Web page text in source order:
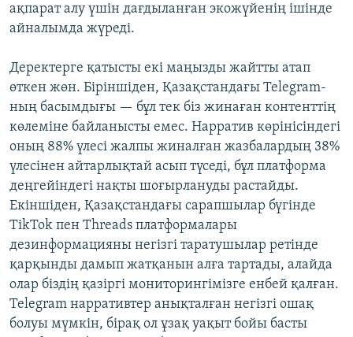
ақпарат алу үшін дағдыланған экожүйенің ішінде
айналымда жүреді.
Деректерге қатысты екі маңызды жайтты атап
өткен жөн. Біріншіден, Қазақстандағы Telegram-
ның басымдығы — бұл тек біз жинаған контенттің
көлеміне байланысты емес. Нарратив көрінісіндегі
оның 88% үлесі жалпы жиналған жазбалардың 38%
үлесінен айтарлықтай асып түседі, бұл платформа
деңгейіндегі нақты шоғырлануды растайды.
Екіншіден, Қазақстандағы сарапшылар бүгінде
TikTok пен Threads платформалары
дезинформацияны негізгі таратушылар ретінде
қарқынды дамып жатқанын алға тартады, алайда
олар біздің қазіргі мониторингімізге енбей қалған.
Telegram нарративтер анықталған негізгі ошақ
болуы мүмкін, бірақ ол ұзақ уақыт бойы басты